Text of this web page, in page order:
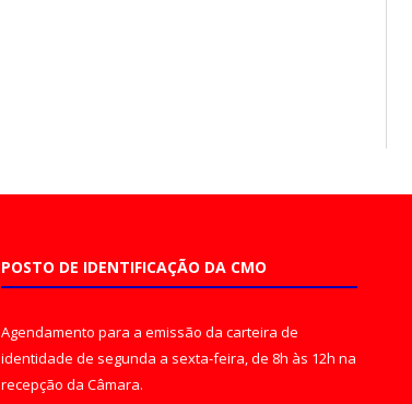
POSTO DE IDENTIFICAÇÃO DA CMO
Agendamento para a emissão da carteira de
identidade de segunda a sexta-feira, de 8h às 12h na
recepção da Câmara.